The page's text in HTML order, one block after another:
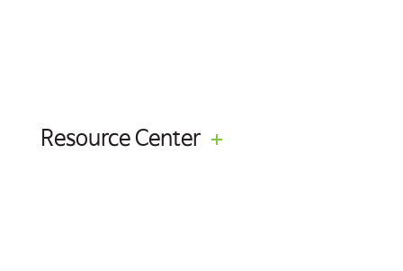
Resource Center